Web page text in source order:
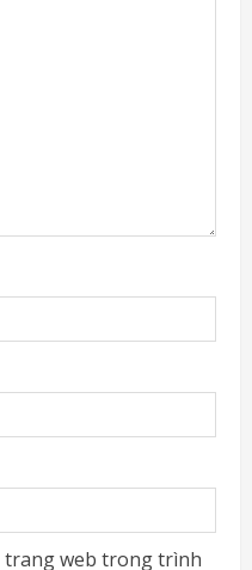
trang web trong trình